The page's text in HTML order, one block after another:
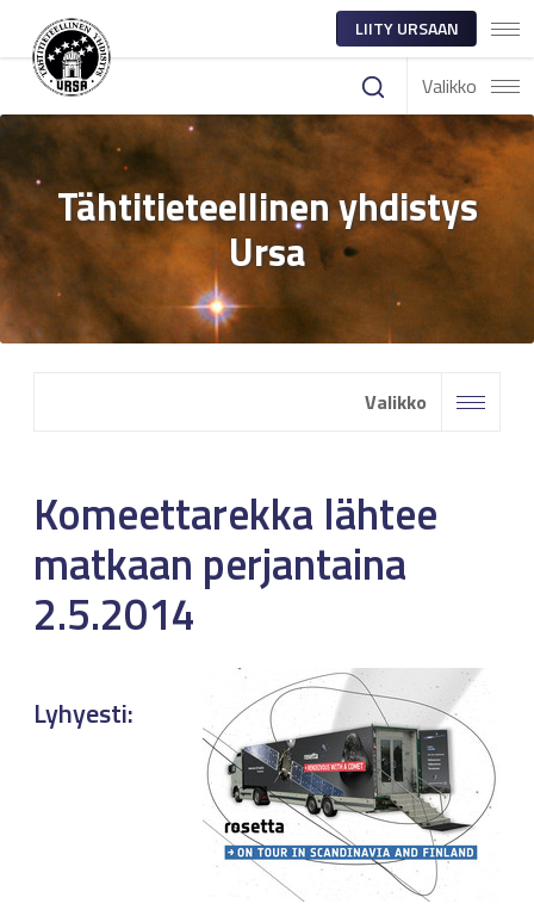
LIITY URSAAN
Valikko
Tähtitieteellinen yhdistys
Ursa
Valikko
Komeettarekka lähtee
matkaan perjantaina
2.5.2014
Lyhyesti: